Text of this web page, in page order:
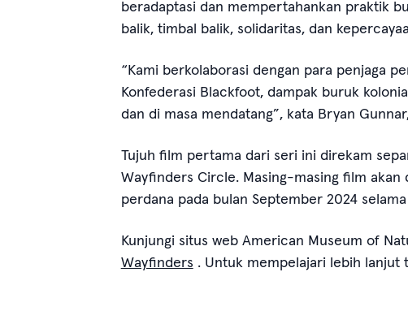
beradaptasi dan mempertahankan praktik
balik, timbal balik, solidaritas, dan
“Kami berkolaborasi dengan para penjaga
Konfederasi Blackfoot, dampak buruk
dan di masa mendatang”, kata Bryan
Tujuh film pertama dari seri ini direkam
Wayfinders Circle. Masing-masing film
perdana pada bulan September 2024
Kunjungi situs web American Museum of
Wayfinders . Untuk mempelajari lebih